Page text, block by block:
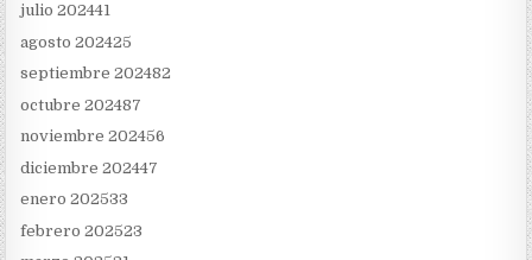
julio 202441
agosto 202425
septiembre 202482
octubre 202487
noviembre 202456
diciembre 202447
enero 202533
febrero 202523